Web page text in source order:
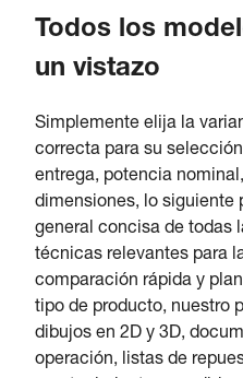
Todos los
un vistazo
Simplemente elija la
correcta para su
entrega, potencia
dimensiones, lo siguiente
general concisa de todas
técnicas relevantes para
comparación rápida y
tipo de producto, nuestro
dibujos en 2D y 3D,
operación, listas de